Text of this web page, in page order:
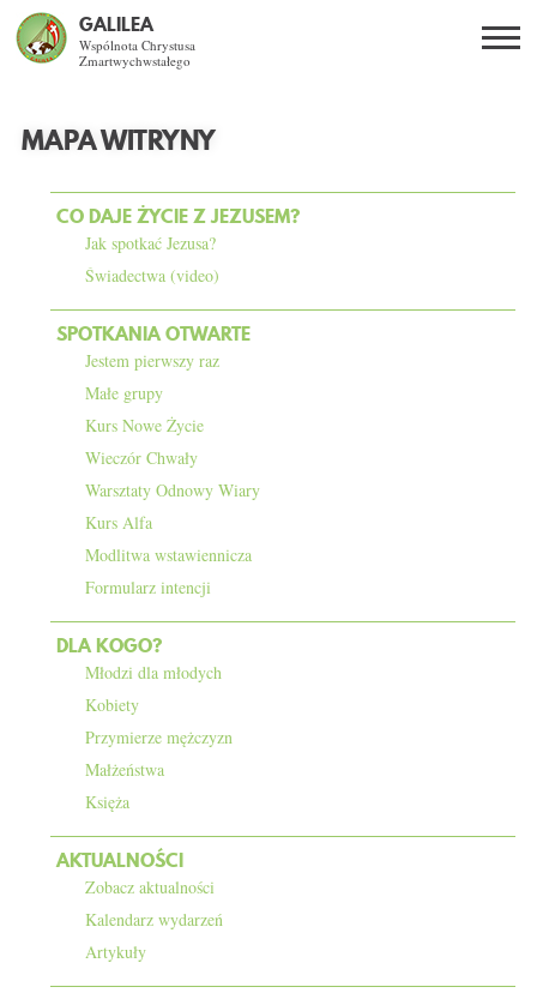
GALILEA
Wspólnota Chrystusa
Zmartwychwstałego
SPOTKANIA OTWARTE
DLA KOGO?
AKTUALNOŚCI
WSPÓLNOTA
KURSY SE
KONTAKT
MAPA WITRYNY
CO DAJE ŻYCIE Z JEZUSEM?
Jak spotkać Jezusa?
Świadectwa (video)
SPOTKANIA OTWARTE
Jestem pierwszy raz
Małe grupy
Kurs Nowe Życie
Wieczór Chwały
Warsztaty Odnowy Wiary
Kurs Alfa
Modlitwa wstawiennicza
Formularz intencji
DLA KOGO?
Młodzi dla młodych
Kobiety
Przymierze mężczyzn
Małżeństwa
Księża
AKTUALNOŚCI
Zobacz aktualności
Kalendarz wydarzeń
Artykuły